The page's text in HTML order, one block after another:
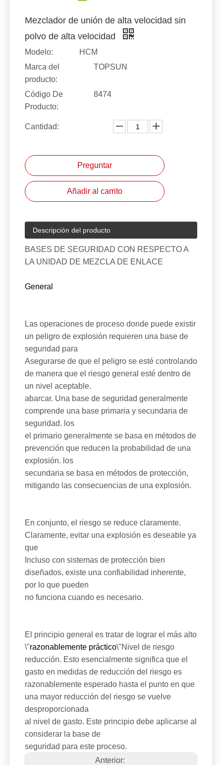
Mezclador de unión de alta velocidad sin
polvo de alta velocidad
Modelo:
HCM
Marca del
producto:
TOPSUN
Código De
Producto:
8474
Cantidad:
Preguntar
Añadir al carrito
Descripción del producto
BASES DE SEGURIDAD CON RESPECTO A
LA UNIDAD DE MEZCLA DE ENLACE
General
Las operaciones de proceso donde puede existir
un peligro de explosión requieren una base de
seguridad para
Asegurarse de que el peligro se esté controlando
de manera que el riesgo general esté dentro de
un nivel aceptable.
abarcar. Una base de seguridad generalmente
comprende una base primaria y secundaria de
seguridad. los
el primario generalmente se basa en métodos de
prevención que reducen la probabilidad de una
explosión. los
secundaria se basa en métodos de protección,
mitigando las consecuencias de una explosión.
En conjunto, el riesgo se reduce claramente.
Claramente, evitar una explosión es deseable ya
que
Incluso con sistemas de protección bien
diseñados, existe una confiabilidad inherente,
por lo que pueden
no funciona cuando es necesario.
El principio general es tratar de lograr el más alto
\"razonablemente práctico\"Nivel de riesgo
reducción. Esto esencialmente significa que el
gasto en medidas de reducción del riesgo es
razonablemente esperado hasta el punto en que
una mayor reducción del riesgo se vuelve
desproporcionada
al nivel de gasto. Este principio debe aplicarse al
considerar la base de
seguridad para este proceso.
Anterior: